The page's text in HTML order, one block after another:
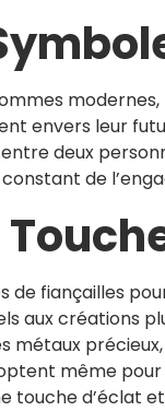
envers leur
deux
de
de fiançailles
aux créations
métaux
même pour
touche d’éclat